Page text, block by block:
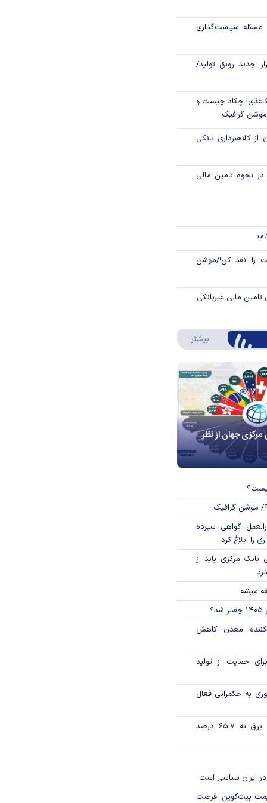
شدند؟
جدید مالیاتی برای
انتقال ارز
سیاست‌گذاری
جدید رونق تولید/
چکاد چیست و
گرافیک
کلاهبرداری بانکی
در نحوه تامین مالی
را نقد کن!/موشن
تامین مالی غیربانکی
بیشتر درباره اینفوگرافیک
مرکزی جهان از نظر
موشن گرافیک
گواهی سپرده
را ابلاغ کرد
مرکزی باید از
میشه
معدن کاهش
حمایت از تولید
به حکمرانی فعال
تورم فصلی بخش برق به ۶۵.۷ درصد
ایران سیاسی است
قیمت بیت‌کوین؛ فرصت